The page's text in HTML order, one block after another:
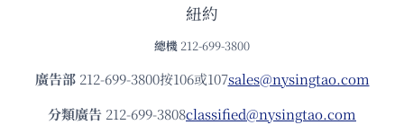
紐約
總機 212-699-3800
廣告部212-699-3800按106或107sales@nysingtao.com
分類廣告 212-699-3808classified@nysingtao.com